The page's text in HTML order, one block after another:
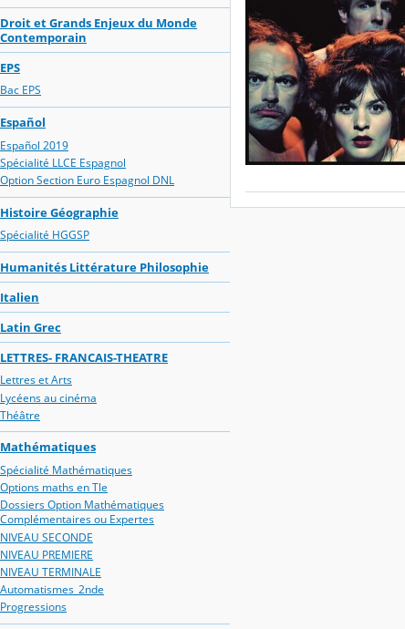
Droit et Grands Enjeux du Monde
Contemporain
EPS
Bac EPS
Español
Español 2019
Spécialité LLCE Espagnol
Option Section Euro Espagnol DNL
Histoire Géographie
Spécialité HGGSP
Humanités Littérature Philosophie
Italien
Latin Grec
LETTRES- FRANCAIS-THEATRE
Lettres et Arts
Lycéens au cinéma
Théâtre
Mathématiques
Spécialité Mathématiques
Options maths en Tle
Dossiers Option Mathématiques
Complémentaires ou Expertes
NIVEAU SECONDE
NIVEAU PREMIERE
NIVEAU TERMINALE
Automatismes_2nde
Progressions